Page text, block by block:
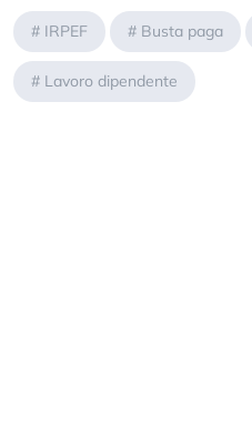
# IRPEF # Busta paga
# Lavoro dipendente